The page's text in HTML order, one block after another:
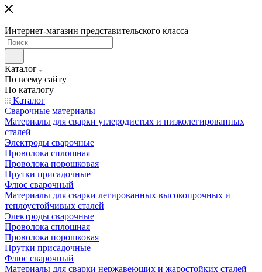
Интернет-магазин представительского класса
Каталог
По всему сайту
По каталогу
Каталог
Сварочные материалы
Материалы для сварки углеродистых и низколегированных
сталей
Электроды сварочные
Проволока сплошная
Проволока порошковая
Прутки присадочные
Флюс сварочный
Материалы для сварки легированных высокопрочных и
теплоустойчивых сталей
Электроды сварочные
Проволока сплошная
Проволока порошковая
Прутки присадочные
Флюс сварочный
Материалы для сварки нержавеющих и жаростойких сталей